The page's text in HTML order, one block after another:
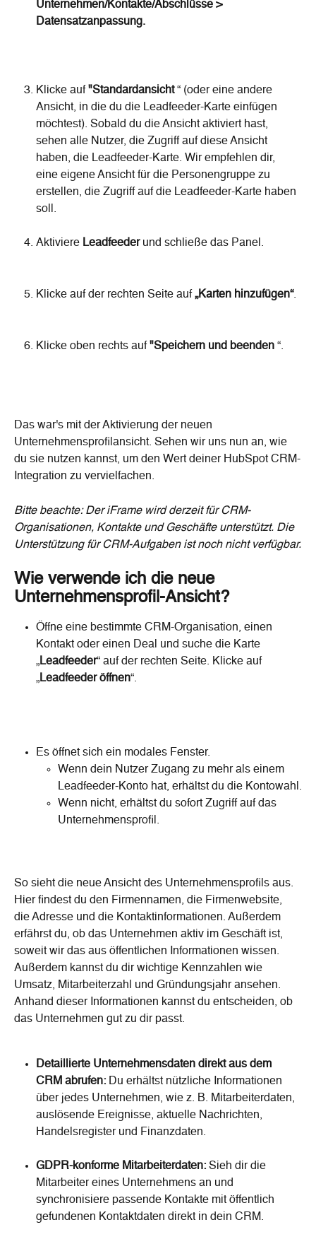
Unternehmen/Kontakte/Abschlüsse >
Datensatzanpassung.
Klicke auf "Standardansicht “ (oder eine andere
Ansicht, in die du die Leadfeeder-Karte einfügen
möchtest). Sobald du die Ansicht aktiviert hast,
sehen alle Nutzer, die Zugriff auf diese Ansicht
haben, die Leadfeeder-Karte. Wir empfehlen dir,
eine eigene Ansicht für die Personengruppe zu
erstellen, die Zugriff auf die Leadfeeder-Karte haben
soll.
Aktiviere Leadfeeder und schließe das Panel.
Klicke auf der rechten Seite auf „Karten hinzufügen“.
Klicke oben rechts auf "Speichern und beenden “.
​Das war's mit der Aktivierung der neuen
Unternehmensprofilansicht. Sehen wir uns nun an, wie
du sie nutzen kannst, um den Wert deiner HubSpot CRM-
Integration zu vervielfachen.
Bitte beachte: Der iFrame wird derzeit für CRM-
Organisationen, Kontakte und Geschäfte unterstützt. Die
Unterstützung für CRM-Aufgaben ist noch nicht verfügbar.
Wie verwende ich die neue
Unternehmensprofil-Ansicht?
Öffne eine bestimmte CRM-Organisation, einen
Kontakt oder einen Deal und suche die Karte
„Leadfeeder“ auf der rechten Seite. Klicke auf
„Leadfeeder öffnen“.
Es öffnet sich ein modales Fenster.
Wenn dein Nutzer Zugang zu mehr als einem
Leadfeeder-Konto hat, erhältst du die Kontowahl.
Wenn nicht, erhältst du sofort Zugriff auf das
Unternehmensprofil.
So sieht die neue Ansicht des Unternehmensprofils aus.
Hier findest du den Firmennamen, die Firmenwebsite,
die Adresse und die Kontaktinformationen. Außerdem
erfährst du, ob das Unternehmen aktiv im Geschäft ist,
soweit wir das aus öffentlichen Informationen wissen.
Außerdem kannst du dir wichtige Kennzahlen wie
Umsatz, Mitarbeiterzahl und Gründungsjahr ansehen.
Anhand dieser Informationen kannst du entscheiden, ob
das Unternehmen gut zu dir passt.
Detaillierte Unternehmensdaten direkt aus dem
CRM abrufen: Du erhältst nützliche Informationen
über jedes Unternehmen, wie z. B. Mitarbeiterdaten,
auslösende Ereignisse, aktuelle Nachrichten,
Handelsregister und Finanzdaten.
GDPR-konforme Mitarbeiterdaten: Sieh dir die
Mitarbeiter eines Unternehmens an und
synchronisiere passende Kontakte mit öffentlich
gefundenen Kontaktdaten direkt in dein CRM.